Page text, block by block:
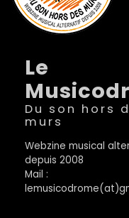
Le
Du son hors
murs
Webzine musical
depuis 2008
Mail :